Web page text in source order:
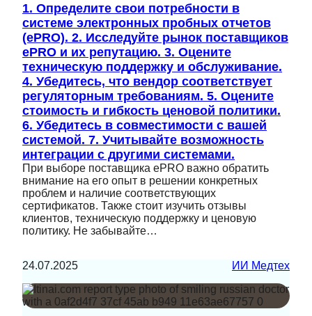
1. Определите свои потребности в
системе электронных пробных отчетов
(ePRO). 2. Исследуйте рынок поставщиков
ePRO и их репутацию. 3. Оцените
техническую поддержку и обслуживание.
4. Убедитесь, что вендор соответствует
регуляторным требованиям. 5. Оцените
стоимость и гибкость ценовой политики.
6. Убедитесь в совместимости с вашей
системой. 7. Учитывайте возможность
интеграции с другими системами.
При выборе поставщика ePRO важно обратить
внимание на его опыт в решении конкретных
проблем и наличие соответствующих
сертификатов. Также стоит изучить отзывы
клиентов, техническую поддержку и ценовую
политику. Не забывайте…
24.07.2025 ИИ Медтех